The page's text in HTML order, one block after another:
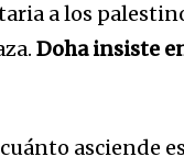
a los
Doha insiste
asciende